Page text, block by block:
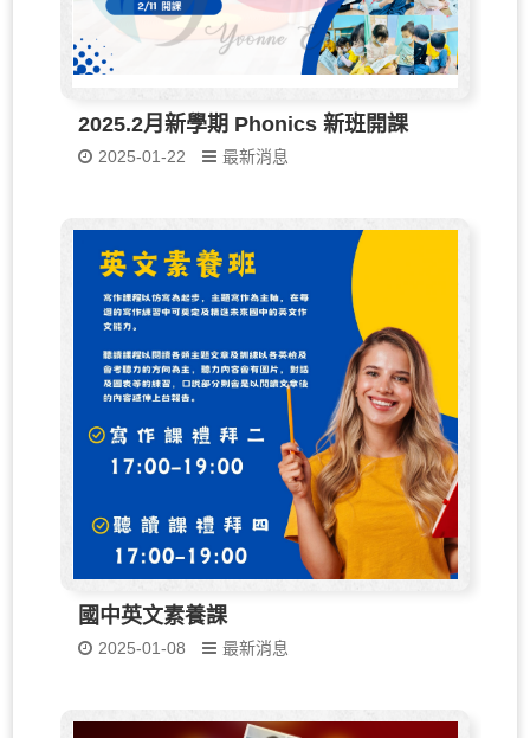
2025.2月新學期 Phonics 新班開課
2025-01-22 最新消息
國中英文素養課
2025-01-08 最新消息